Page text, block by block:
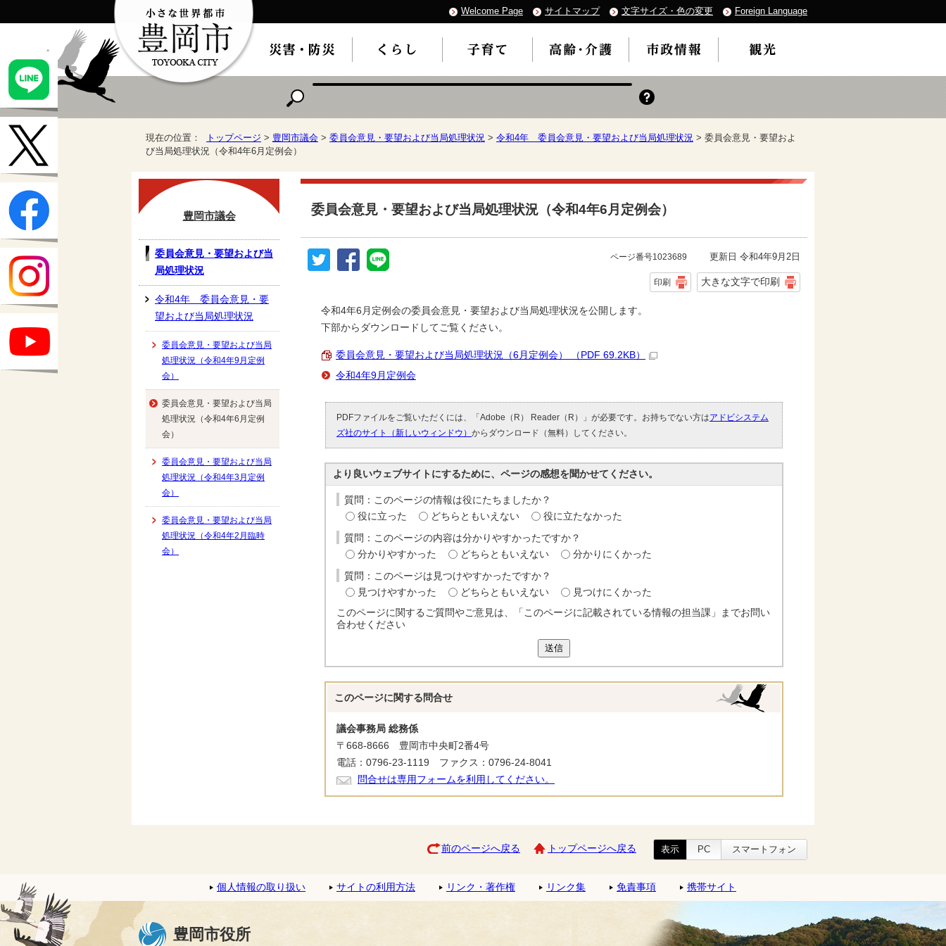
Welcome Page サイトマップ 文字サイズ・色の変更 Foreign Language
現在の位置： トップページ > 豊岡市議会 > 委員会意見・要望および当局処理状況 > 令和4年 委員会意見・要望および当局処理状況 > 委員会意見・要望およ
び当局処理状況（令和4年6月定例会）
委員会意見・要望および当局処理状況（令和4年6月定例会）
ページ番号1023689 更新日 令和4年9月2日
印刷 大きな文字で印刷
令和4年6月定例会の委員会意見・要望および当局処理状況を公開します。
下部からダウンロードしてご覧ください。
委員会意見・要望および当局処理状況（6月定例会） （PDF 69.2KB）
令和4年9月定例会
PDFファイルをご覧いただくには、「Adobe（R） Reader（R）」が必要です。お持ちでない方はアドビシステム
ズ社のサイト（新しいウィンドウ） からダウンロード（無料）してください。
より良いウェブサイトにするために、ページの感想を聞かせてください。
質問：このページの情報は役にたちましたか？
役に立った
どちらともいえない 役に立たなかった
質問：このページの内容は分かりやすかったですか？
分かりやすかった
どちらともいえない 分かりにくかった
質問：このページは見つけやすかったですか？
見つけやすかった
どちらともいえない
見つけにくかった
このページに関するご質問やご意見は、「このページに記載されている情報の担当課」までお問い
合わせください
送信
このページに関する 問合せ
議会事務局 総務係
〒668-8666 豊岡市中央町2番4号
電話：0796-23-1119 ファクス：0796-24-8041
問合せは専用フォームを利用してください。
豊岡市議会
委員会意見・要望および当
局処理状況
令和4年 委員会意見・要
望および当局処理状況
委員会意見・要望および当局
処理状況（令和4年9月定例
会）
委員会意見・要望および当局
処理状況（令和4年6月定例
会）
委員会意見・要望および当局
処理状況（令和4年3月定例
会）
委員会意見・要望および当局
処理状況（令和4年2月臨時
会）
前のページへ戻る トップページへ戻る 表示 PC スマートフォン
個人情報の取り扱い サイトの利用方法 リンク・著作権 リンク集 免責事項 携帯サイト
豊岡市役所